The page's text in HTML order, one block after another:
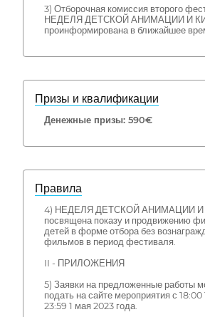
3) Отборочная комиссия второго
НЕДЕЛЯ ДЕТСКОЙ АНИМАЦИИ И
проинформирована в ближайшее
Призы и квалификации
Денежные призы: 590€
Правила
4) НЕДЕЛЯ ДЕТСКОЙ АНИМАЦИИ И
посвящена показу и продвижению
детей в форме отбора без
фильмов в период фестиваля.
II - ПРИЛОЖЕНИЯ
5) Заявки на предложенные работы
подать на сайте мероприятия с
23:59 1 мая 2023 года.